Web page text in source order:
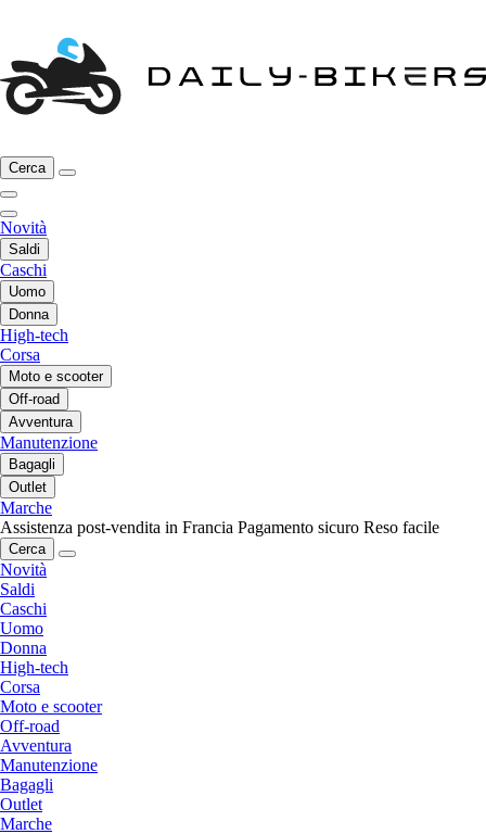
Cerca
Novità
Saldi
Caschi
Uomo
Donna
High-tech
Corsa
Moto e scooter
Off-road
Avventura
Manutenzione
Bagagli
Outlet
Marche
Assistenza post-vendita in Francia Pagamento sicuro Reso facile
Cerca
Novità
Saldi
Caschi
Uomo
Donna
High-tech
Corsa
Moto e scooter
Off-road
Avventura
Manutenzione
Bagagli
Outlet
Marche